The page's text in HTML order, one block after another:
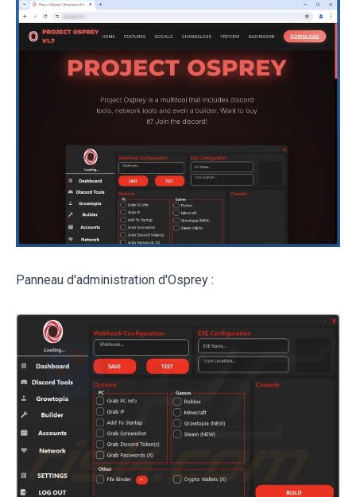
Panneau d'administration d'Osprey :